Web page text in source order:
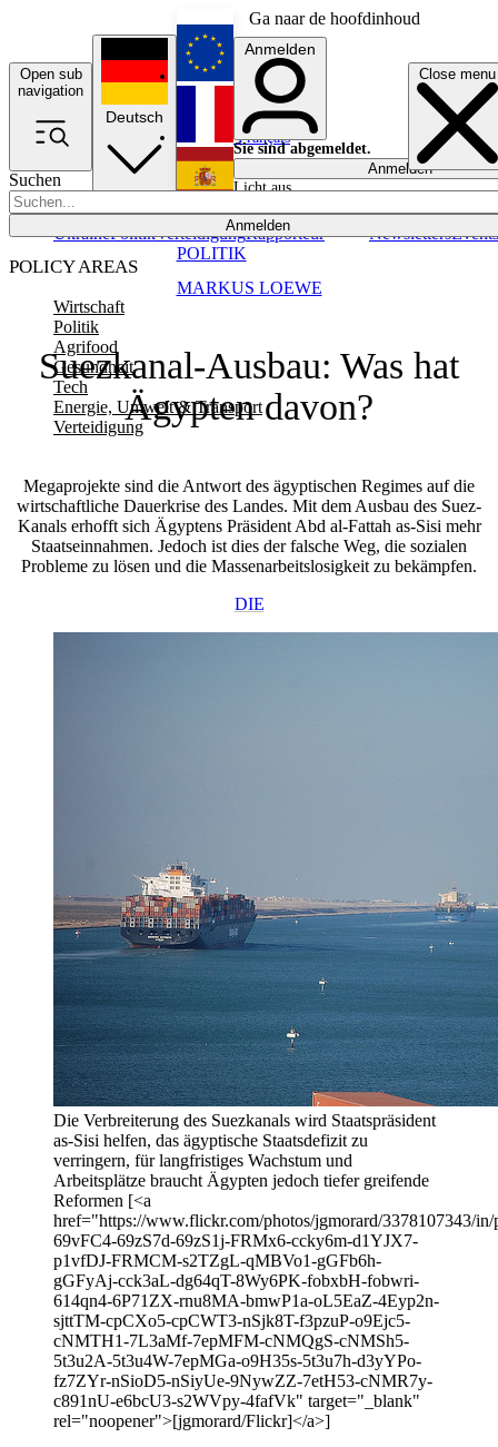
Ga naar de hoofdinhoud
Open sub
navigation
Close menu
Suchen
Anmelden
POLICY AREAS
Wirtschaft
Politik
Agrifood
Gesundheit
Tech
Energie, Umwelt & Transport
Verteidigung
UkrainePolitikVerteidigungRapporteur NewslettersEvents
Deutsch
English
Français
Anmelden
Sie sind abgemeldet.
Anmelden
Licht aus
Suezkanal-Ausbau: Was hat
Ägypten davon?
Megaprojekte sind die Antwort des ägyptischen Regimes auf die
wirtschaftliche Dauerkrise des Landes. Mit dem Ausbau des Suez-
Kanals erhofft sich Ägyptens Präsident Abd al-Fattah as-Sisi mehr
Staatseinnahmen. Jedoch ist dies der falsche Weg, die sozialen
Probleme zu lösen und die Massenarbeitslosigkeit zu bekämpfen.
MARKUS LOEWE
POLITIK
DIE
Die Verbreiterung des Suezkanals wird Staatspräsident
as-Sisi helfen, das ägyptische Staatsdefizit zu
verringern, für langfristiges Wachstum und
Arbeitsplätze braucht Ägypten jedoch tiefer greifende
Reformen [<a
href="https://www.flickr.com/photos/jgmorard/3378107343/in/
69vFC4-69zS7d-69zS1j-FRMx6-ccky6m-d1YJX7-
p1vfDJ-FRMCM-s2TZgL-qMBVo1-gGFb6h-
gGFyAj-cck3aL-dg64qT-8Wy6PK-fobxbH-fobwri-
614qn4-6P71ZX-rnu8MA-bmwP1a-oL5EaZ-4Eyp2n-
sjttTM-cpCXo5-cpCWT3-nSjk8T-f3pzuP-o9Ejc5-
cNMTH1-7L3aMf-7epMFM-cNMQgS-cNMSh5-
5t3u2A-5t3u4W-7epMGa-o9H35s-5t3u7h-d3yYPo-
fz7ZYr-nSioD5-nSiyUe-9NywZZ-7etH53-cNMR7y-
c891nU-e6bcU3-s2WVpy-4fafVk" target="_blank"
rel="noopener">[jgmorard/Flickr]</a>]